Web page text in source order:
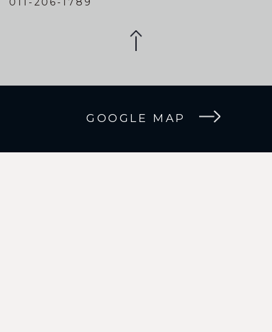
011-206-1789
GOOGLE MAP